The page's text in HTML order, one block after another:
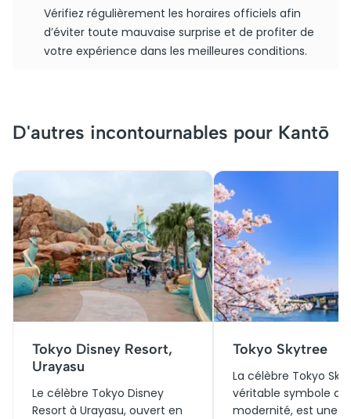
Vérifiez régulièrement les horaires officiels afin
d’éviter toute mauvaise surprise et de profiter de
votre expérience dans les meilleures conditions.
D'autres incontournables pour Kantō
Tokyo Disney Resort,
Urayasu
Le célèbre Tokyo Disney
Resort à Urayasu, ouvert en
Tokyo Skytree
La célèbre Tokyo
véritable symbole de
modernité, est une